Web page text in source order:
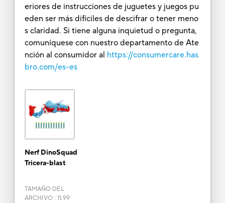
eriores de instrucciones de juguetes y juegos pu
eden ser más difíciles de descifrar o tener meno
s claridad. Si tiene alguna inquietud o pregunta,
comuníquese con nuestro departamento de Ate
nción al consumidor al https://consumercare.has
bro.com/es-es
Nerf DinoSquad
Tricera-blast
TAMAÑO DEL
ARCHIVO: 11.99